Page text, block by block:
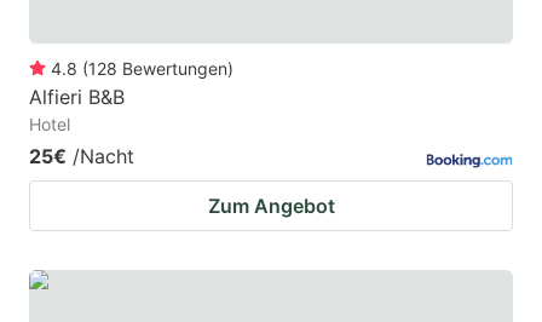
4.8 (128 Bewertungen)
Alfieri B&B
Hotel
25€ /Nacht
Zum Angebot